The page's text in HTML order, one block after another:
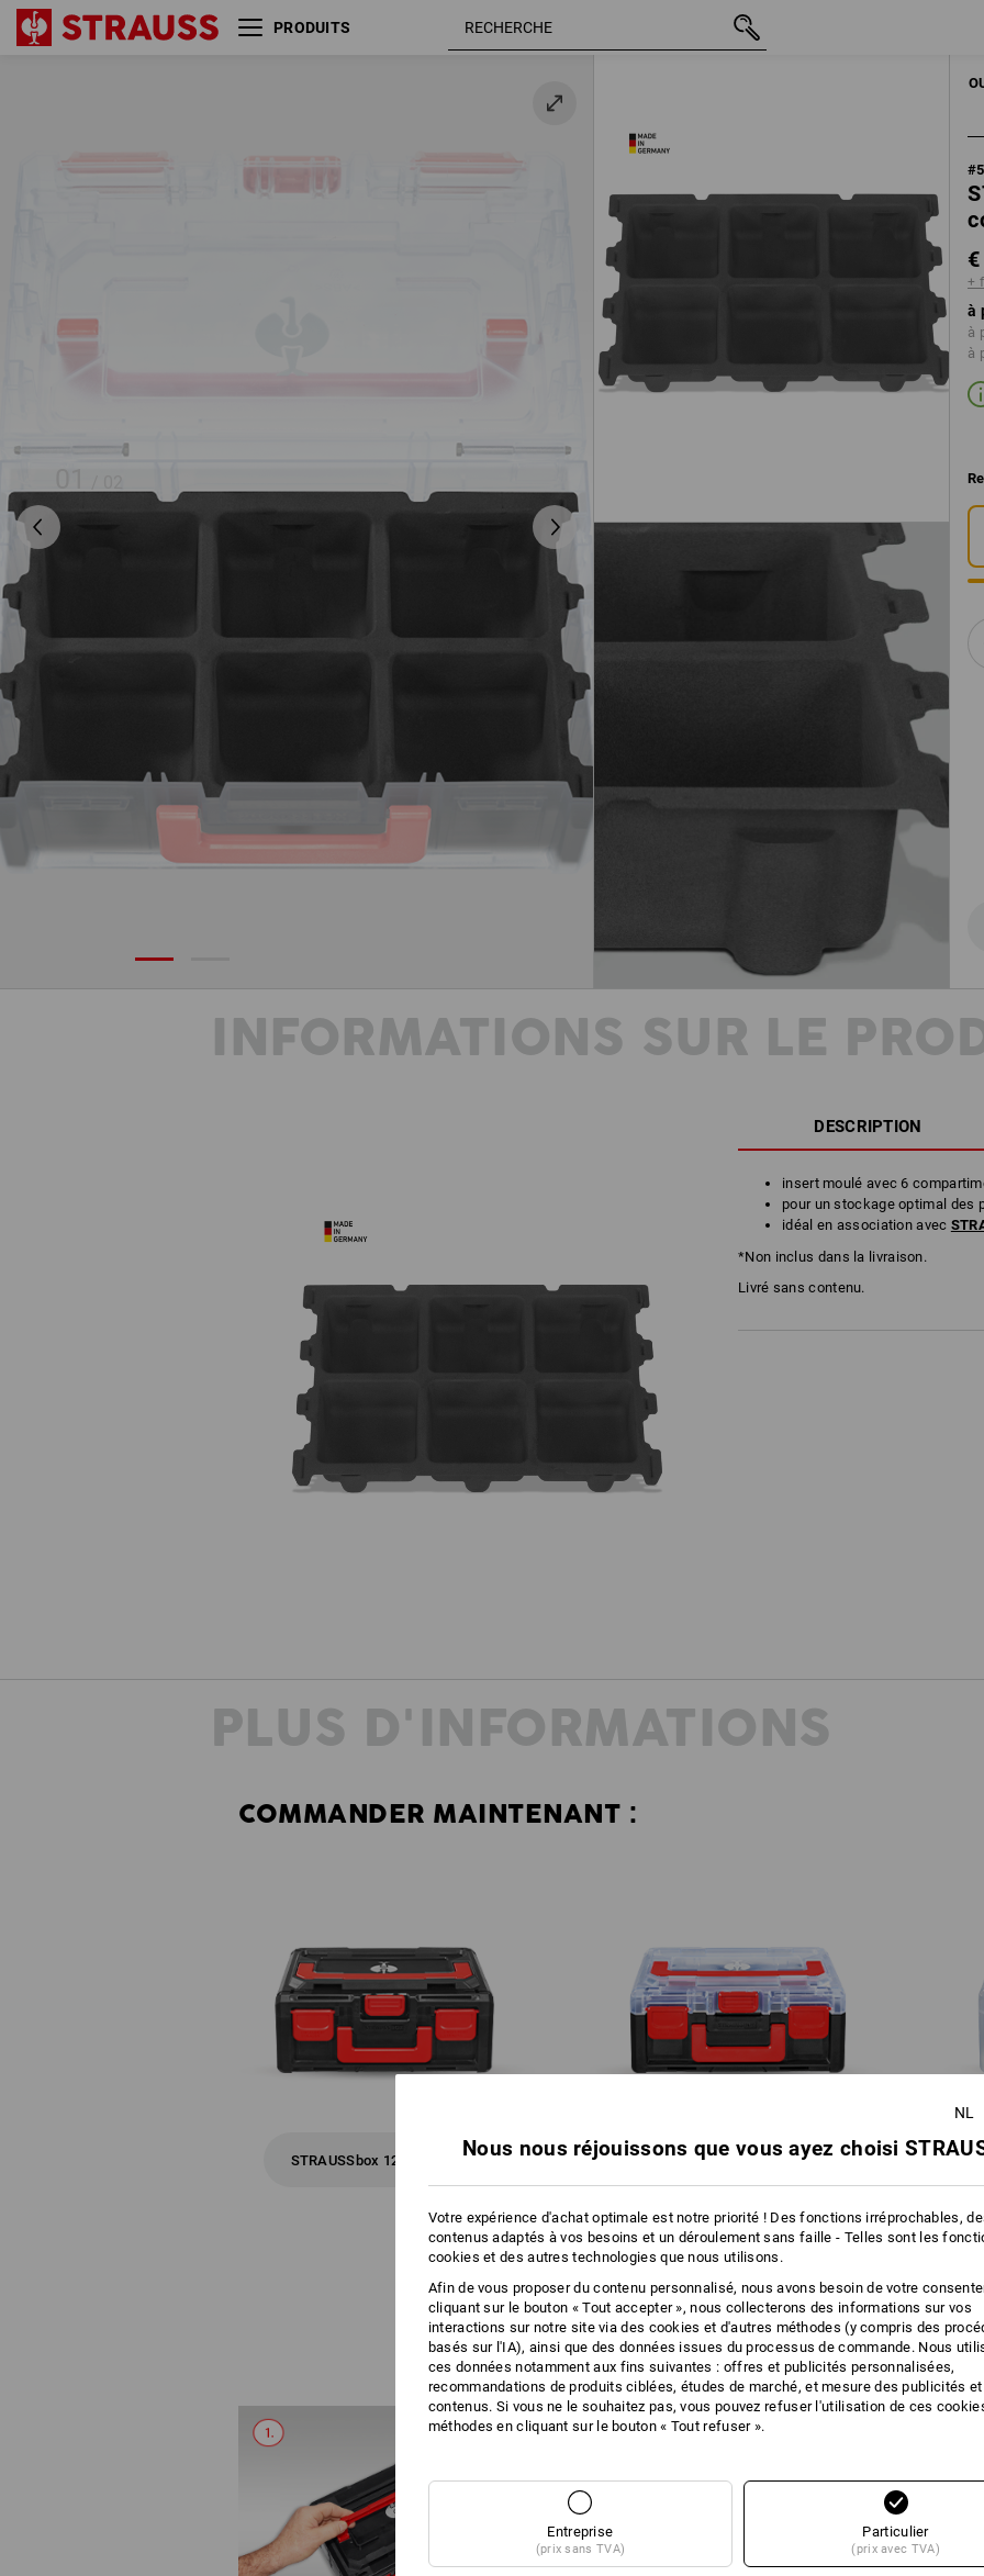
PRODUITS
OUTILS À MAIN
#
+
à
à
à
STRAUSSbox small tool insert,
€ 4,72
TTC
INFORMATIONS SUR LE
DESCRIPTION
insert moulé avec 6
pour un stockage optimal
idéal en association avec
*Non inclus dans la livraison.
Livré sans contenu.
PLUS D'INFORMATIONS
COMMANDER MAINTENANT :
STRAUSSbox 125 small STRAUSSbox 125 small
GAIN DE PLACE ET ACCÈS OPTIMAL !
COMPACT ET CLAIR
NL
Nous nous réjouissons que vous ayez choisi
Votre expérience d'achat optimale est notre priorité ! Des fonctions irréprochables,
contenus adaptés à vos besoins et un déroulement sans faille - Telles sont les
cookies et des autres technologies que nous utilisons.
Afin de vous proposer du contenu personnalisé, nous avons besoin de votre
cliquant sur le bouton « Tout accepter », nous collecterons des informations sur vos
interactions sur notre site via des cookies et d'autres méthodes (y compris des
basés sur l'IA), ainsi que des données issues du processus de commande. Nous
ces données notamment aux fins suivantes : offres et publicités personnalisées,
recommandations de produits ciblées, études de marché, et mesure des publicités et
contenus. Si vous ne le souhaitez pas, vous pouvez refuser l'utilisation de ces
méthodes en cliquant sur le bouton « Tout refuser ».
Entreprise
(prix sans TVA)
Particulier
(prix avec TVA)